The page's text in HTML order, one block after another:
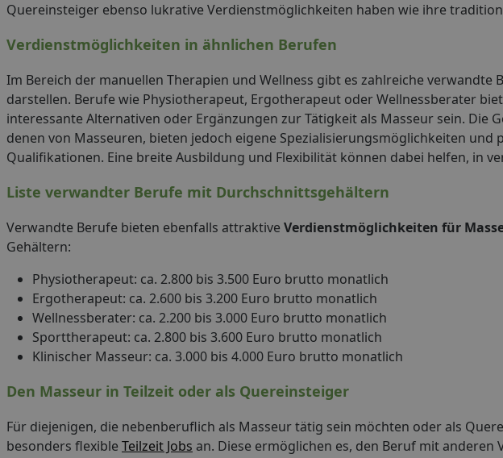
Quereinsteiger ebenso lukrative Verdienstmöglichkeiten haben wie ihre
Verdienstmöglichkeiten in ähnlichen Berufen
Im Bereich der manuellen Therapien und Wellness gibt es zahlreiche verwandte
darstellen. Berufe wie Physiotherapeut, Ergotherapeut oder Wellnessberater
interessante Alternativen oder Ergänzungen zur Tätigkeit als Masseur sein. Die
denen von Masseuren, bieten jedoch eigene Spezialisierungsmöglichkeiten
Qualifikationen. Eine breite Ausbildung und Flexibilität können dabei helfen, in
Liste verwandter Berufe mit Durchschnittsgehältern
Verwandte Berufe bieten ebenfalls attraktive Verdienstmöglichkeiten für
Gehältern:
Physiotherapeut: ca. 2.800 bis 3.500 Euro brutto monatlich
Ergotherapeut: ca. 2.600 bis 3.200 Euro brutto monatlich
Wellnessberater: ca. 2.200 bis 3.000 Euro brutto monatlich
Sporttherapeut: ca. 2.800 bis 3.600 Euro brutto monatlich
Klinischer Masseur: ca. 3.000 bis 4.000 Euro brutto monatlich
Den Masseur in Teilzeit oder als Quereinsteiger
Für diejenigen, die nebenberuflich als Masseur tätig sein möchten oder als
besonders flexible Teilzeit Jobs an. Diese ermöglichen es, den Beruf mit